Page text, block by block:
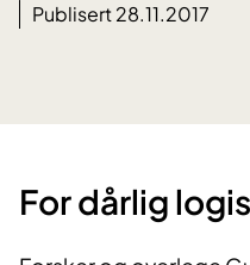
Publisert 28.11.2017
For dårlig